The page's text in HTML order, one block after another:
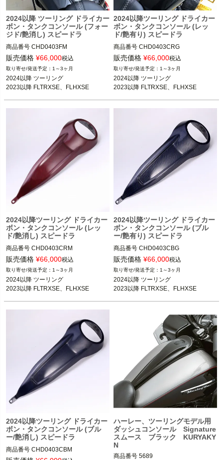
2024以降 ツーリング ドライカー
ボン・タンクコンソール (フォー
ジド/艶消し) スピードラ
商品番号 CHD0403FM
販売価格 ¥66,000税込
1～3ヶ月
2024以降 ツーリング
2023以降 FLTRXSE、FLHXSE
2024以降ツーリング ドライカー
ボン・タンクコンソール (レッ
ド/艶有り) スピードラ
商品番号 CHD0403CRG
販売価格 ¥66,000税込
1～3ヶ月
2024以降 ツーリング
2023以降 FLTRXSE、FLHXSE
2024以降ツーリング ドライカー
ボン・タンクコンソール (レッ
ド/艶消し) スピードラ
商品番号 CHD0403CRM
販売価格 ¥66,000税込
1～3ヶ月
2024以降 ツーリング
2023以降 FLTRXSE、FLHXSE
2024以降ツーリング ドライカー
ボン・タンクコンソール (ブル
ー/艶有り) スピードラ
商品番号 CHD0403CBG
販売価格 ¥66,000税込
1～3ヶ月
2024以降 ツーリング
2023以降 FLTRXSE、FLHXSE
2024以降ツーリング ドライカー
ボン・タンクコンソール (ブル
ー/艶消し) スピードラ
商品番号 CHD0403CBM
ハーレー、ツーリングモデル用
ダッシュコンソール Signature
スムース ブラック KURYAKY
N
商品番号 5689